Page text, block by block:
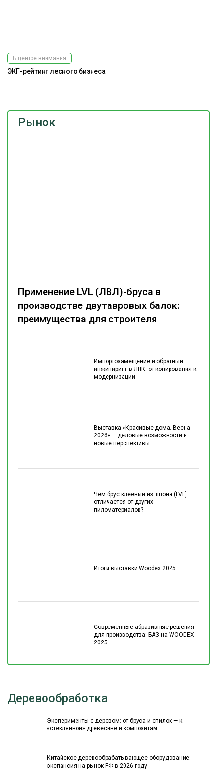
Рынок
Импортозамещение и обратный
инжиниринг в ЛПК: от копирования к
модернизации
Выставка «Красивые дома. Весна
2026» — деловые возможности и
новые перспективы
Чем брус клеёный из шпона (LVL)
отличается от других
пиломатериалов?
Итоги выставки Woodex 2025
Современные абразивные решения
для производства: БАЗ на WOODEX
2025
Применение LVL (ЛВЛ)-бруса в
производстве двутавровых балок:
преимущества для строителя
В центре внимания
ЭКГ-рейтинг лесного бизнеса
Деревообработка
Эксперименты с деревом: от бруса и опилок — к
«стеклянной» древесине и композитам
Китайское деревообрабатывающее оборудование:
экспансия на рынок РФ в 2026 году